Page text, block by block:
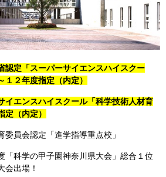
認定「スーパーサイエンスハイスクー
１２年度指定（内定）
イエンスハイスクール「科学技術人材育
定（内定）
委員会認定「進学指導重点校」
「科学の甲子園神奈川県大会」総合１位
会出場！